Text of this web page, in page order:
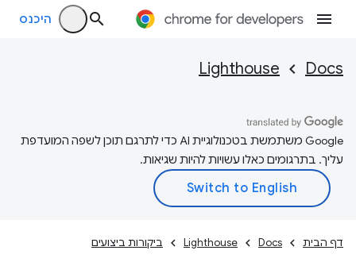
היכנס
Docs
Lighthouse
‫Google משתמשת בטכנולוגיית AI כדי לתרגם תוכן לשפה המועדפת
עליך. בתרגומים כאלו עשויות להיות שגיאות.
דף הבית Docs
Lighthouse ביקורות ביצועים